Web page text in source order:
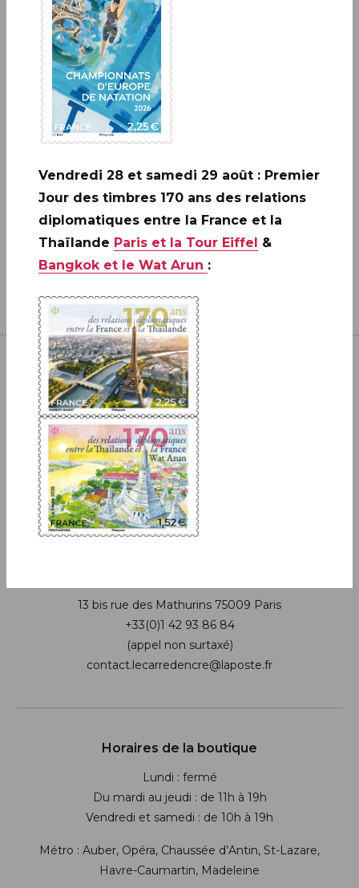
A ne pas rater: 20 ANS DE LA
CRÉATION DE PHILAPOSTE
2006 - 2026 / BLOC
Inscrivez-vous à notre newsletter
JE M'ABONNE
13 bis rue des Mathurins 75009 Paris
+33(0)1 42 93 86 84
(appel non surtaxé)
contact.lecarredencre@laposte.fr
Horaires de la boutique
Lundi : fermé
Du mardi au jeudi : de 11h à 19h
Vendredi et samedi : de 10h à 19h
Métro : Auber, Opéra, Chaussée d’Antin, St-Lazare,
Havre-Caumartin, Madeleine
Vendredi 28 et samedi 29 août : Premier
Jour des timbres 170 ans des relations
diplomatiques entre la France et la
Thaïlande Paris et la Tour Eiffel &
Bangkok et le Wat Arun :